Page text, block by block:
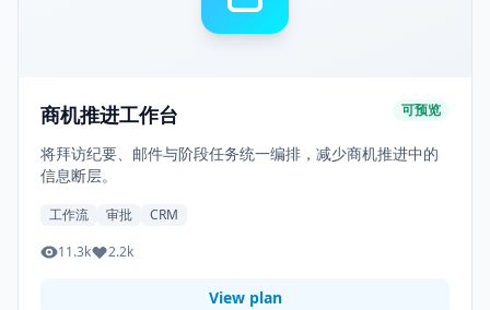
商机推进工作台 可预览
将拜访纪要、邮件与阶段任务统一编排，减少商机推进中的
信息断层。
工作流 审批
CRM
11.3k
2.2k
View plan